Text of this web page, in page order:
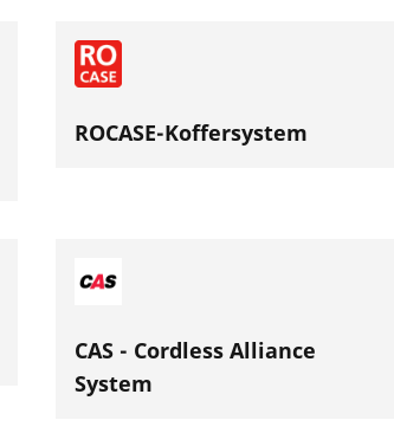
ROCASE-Koffersystem
CAS - Cordless Alliance
System